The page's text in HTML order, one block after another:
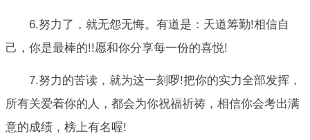
6.努力了，就无怨无悔。有道是：天道筹勤!相信自
己，你是最棒的!!愿和你分享每一份的喜悦!
7.努力的苦读，就为这一刻啰!把你的实力全部发挥，
所有关爱着你的人，都会为你祝福祈祷，相信你会考出满
意的成绩，榜上有名喔!